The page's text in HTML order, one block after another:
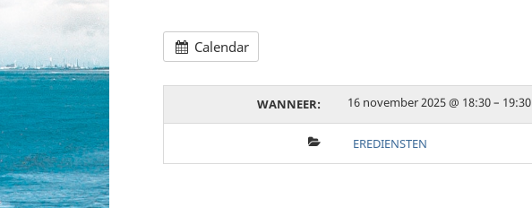
Calendar
WANNEER: 16 november 2025 @ 18:30 – 19:30
EREDIENSTEN